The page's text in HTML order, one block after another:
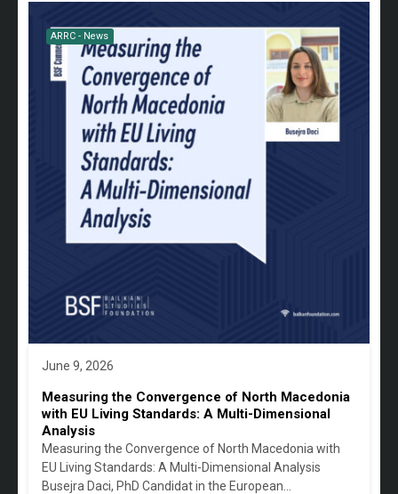
ARRC - News
June 9, 2026
Measuring the Convergence of North Macedonia
with EU Living Standards: A Multi-Dimensional
Analysis
Measuring the Convergence of North Macedonia with
EU Living Standards: A Multi-Dimensional Analysis
Busejra Daci, PhD Candidat in the European…